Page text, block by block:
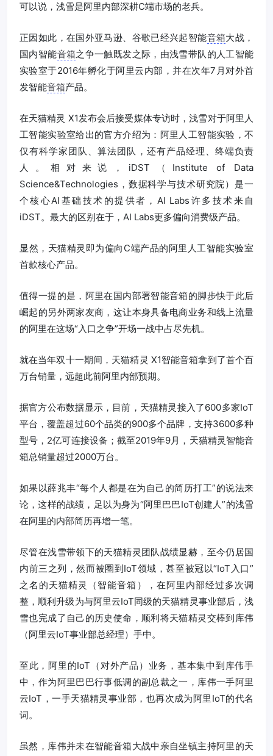
可以说，浅雪是阿里内部深耕C端市场的老兵。
正因如此，在国外亚马逊、谷歌已经兴起智能音箱大战，
国内智能音箱之争一触既发之际，由浅雪带队的人工智能
实验室于2016年孵化于阿里云内部，并在次年7月对外首
发智能音箱产品。
在天猫精灵 X1发布会后接受媒体专访时，浅雪对于阿里人
工智能实验室给出的官方介绍为：阿里人工智能实验，不
仅有科学家团队、算法团队，还有产品经理、终端负责
人。相对来说，iDST（Institute of Data
Science&Technologies，数据科学与技术研究院）是一
个核心AI基础技术的提供者，AI Labs许多技术来自
iDST。最大的区别在于，AI Labs更多偏向消费级产品。
显然，天猫精灵即为偏向C端产品的阿里人工智能实验室
首款核心产品。
值得一提的是，阿里在国内部署智能音箱的脚步快于此后
崛起的另外两家友商，这让本身具备电商业务和线上流量
的阿里在这场“入口之争”开场一战中占尽先机。
就在当年双十一期间，天猫精灵 X1智能音箱拿到了首个百
万台销量，远超此前阿里内部预期。
据官方公布数据显示，目前，天猫精灵接入了600多家IoT
平台，覆盖超过60个品类的900多个品牌，支持3600多种
型号，2亿可连接设备；截至2019年9月，天猫精灵智能音
箱总销量超过2000万台。
如果以薛兆丰“每个人都是在为自己的简历打工”的说法来
论，这样的战绩，足以为身为“阿里巴巴IoT创建人”的浅雪
在阿里的内部简历再增一笔。
尽管在浅雪带领下的天猫精灵团队战绩显赫，至今仍居国
内前三之列，然而被圈到IoT领域，甚至被冠以“IoT入口”
之名的天猫精灵（智能音箱），在阿里内部经过多次调
整，顺利升级为与阿里云IoT同级的天猫精灵事业部后，浅
雪也完成了自己的历史使命，顺利将天猫精灵交棒到库伟
（阿里云IoT事业部总经理）手中。
至此，阿里的IoT（对外产品）业务，基本集中到库伟手
中，作为阿里巴巴行事低调的副总裁之一，库伟一手阿里
云IoT，一手天猫精灵事业部，也再次成为阿里IoT的代名
词。
虽然，库伟并未在智能音箱大战中亲自坐镇主持阿里的天